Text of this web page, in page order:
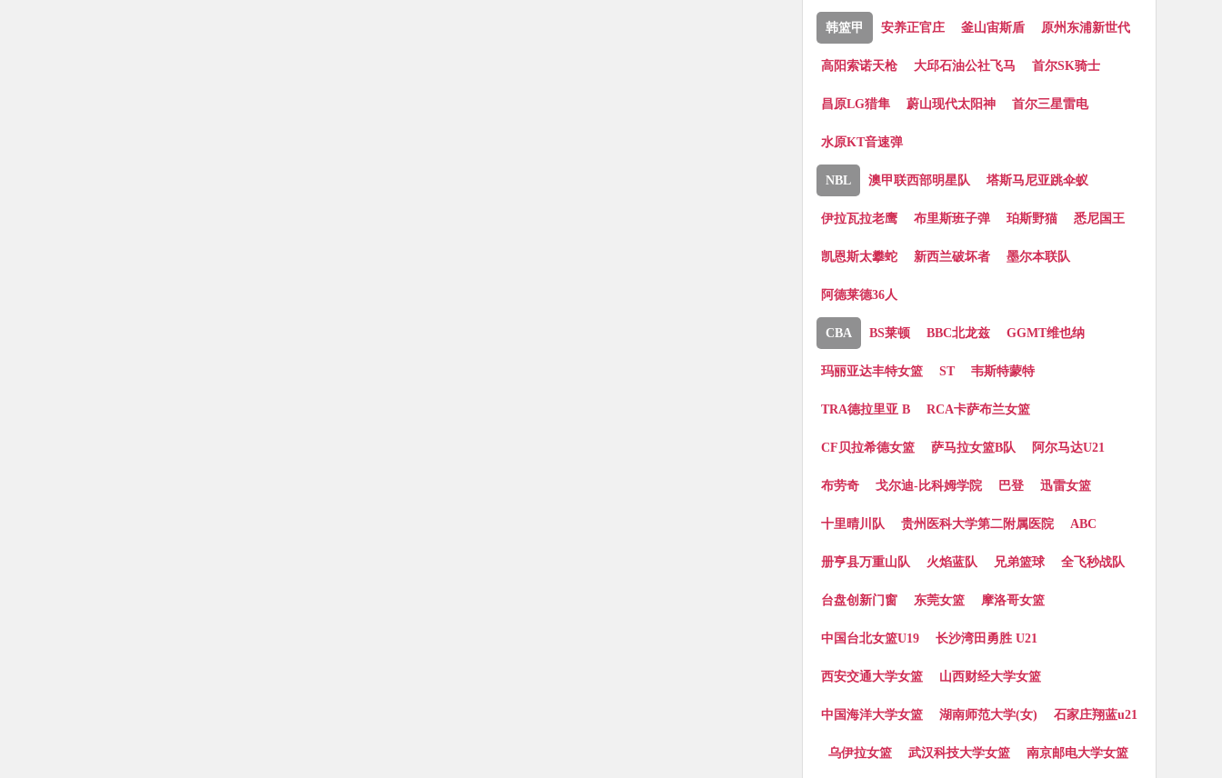
韩篮甲 安养正官庄 釜山宙斯盾 原州东浦新世代
高阳索诺天枪 大邱石油公社飞马 首尔SK骑士
昌原LG猎隼 蔚山现代太阳神 首尔三星雷电
水原KT音速弹
NBL 澳甲联西部明星队 塔斯马尼亚跳伞蚁
伊拉瓦拉老鹰 布里斯班子弹 珀斯野猫 悉尼国王
凯恩斯太攀蛇 新西兰破坏者 墨尔本联队
阿德莱德36人
CBA BS莱顿 BBC北龙兹 GGMT维也纳
玛丽亚达丰特女篮 ST 韦斯特蒙特
TRA德拉里亚 B RCA卡萨布兰女篮
CF贝拉希德女篮 萨马拉女篮B队 阿尔马达U21
布劳奇 戈尔迪-比科姆学院 巴登 迅雷女篮
十里晴川队 贵州医科大学第二附属医院 ABC
册亨县万重山队 火焰蓝队 兄弟篮球 全飞秒战队
台盘创新门窗 东莞女篮 摩洛哥女篮
中国台北女篮U19 长沙湾田勇胜 U21
西安交通大学女篮 山西财经大学女篮
中国海洋大学女篮 湖南师范大学(女) 石家庄翔蓝u21
乌伊拉女篮 武汉科技大学女篮 南京邮电大学女篮